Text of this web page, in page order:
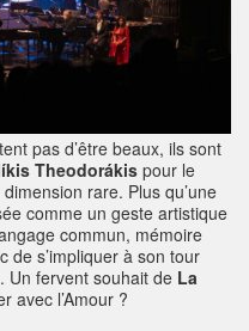
pas d’être beaux, ils sont
Theodorákis pour le
rare. Plus qu’une
comme un geste artistique
commun, mémoire
de s’impliquer à son tour
Un fervent souhait de La
avec l’Amour ?